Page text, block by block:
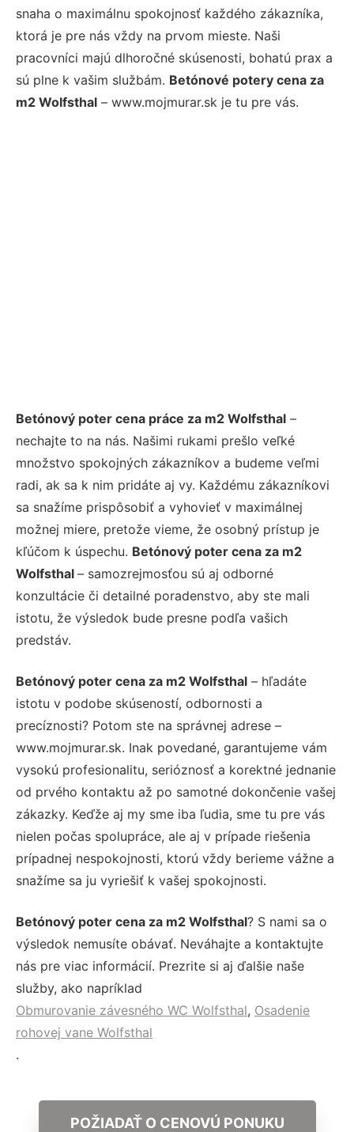
snaha o maximálnu spokojnosť každého zákazníka,
ktorá je pre nás vždy na prvom mieste. Naši
pracovníci majú dlhoročné skúsenosti, bohatú prax a
sú plne k vašim službám. Betónové potery cena za
m2 Wolfsthal – www.mojmurar.sk je tu pre vás.
Betónový poter cena práce za m2 Wolfsthal –
nechajte to na nás. Našimi rukami prešlo veľké
množstvo spokojných zákazníkov a budeme veľmi
radi, ak sa k nim pridáte aj vy. Každému zákazníkovi
sa snažíme prispôsobiť a vyhovieť v maximálnej
možnej miere, pretože vieme, že osobný prístup je
kľúčom k úspechu. Betónový poter cena za m2
Wolfsthal – samozrejmosťou sú aj odborné
konzultácie či detailné poradenstvo, aby ste mali
istotu, že výsledok bude presne podľa vašich
predstáv.
Betónový poter cena za m2 Wolfsthal – hľadáte
istotu v podobe skúseností, odbornosti a
precíznosti? Potom ste na správnej adrese –
www.mojmurar.sk. Inak povedané, garantujeme vám
vysokú profesionalitu, serióznosť a korektné jednanie
od prvého kontaktu až po samotné dokončenie vašej
zákazky. Keďže aj my sme iba ľudia, sme tu pre vás
nielen počas spolupráce, ale aj v prípade riešenia
prípadnej nespokojnosti, ktorú vždy berieme vážne a
snažíme sa ju vyriešiť k vašej spokojnosti.
Betónový poter cena za m2 Wolfsthal? S nami sa o
výsledok nemusíte obávať. Neváhajte a kontaktujte
nás pre viac informácií. Prezrite si aj ďalšie naše
služby, ako napríklad
Obmurovanie závesného WC Wolfsthal, Osadenie
rohovej vane Wolfsthal
.
POŽIADAŤ O CENOVÚ PONUKU